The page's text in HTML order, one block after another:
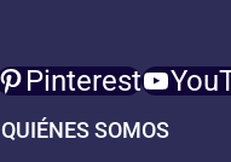
Pinterest
QUIÉNES SOMOS